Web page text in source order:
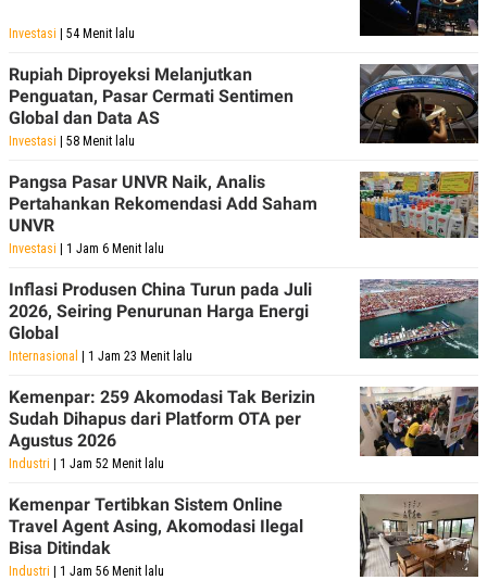
Investasi | 54 Menit lalu
Rupiah Diproyeksi Melanjutkan
Penguatan, Pasar Cermati Sentimen
Global dan Data AS
Investasi | 58 Menit lalu
Pangsa Pasar UNVR Naik, Analis
Pertahankan Rekomendasi Add Saham
UNVR
Investasi | 1 Jam 6 Menit lalu
Inflasi Produsen China Turun pada Juli
2026, Seiring Penurunan Harga Energi
Global
Internasional | 1 Jam 23 Menit lalu
Kemenpar: 259 Akomodasi Tak Berizin
Sudah Dihapus dari Platform OTA per
Agustus 2026
Industri | 1 Jam 52 Menit lalu
Kemenpar Tertibkan Sistem Online
Travel Agent Asing, Akomodasi Ilegal
Bisa Ditindak
Industri | 1 Jam 56 Menit lalu